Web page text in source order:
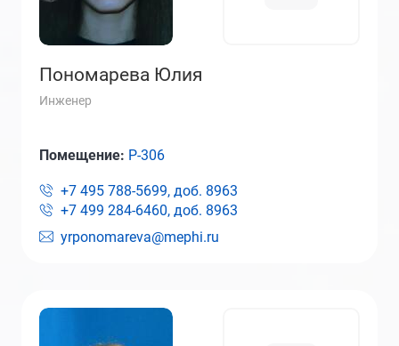
Пономарева Юлия
Инженер
yrponomareva@mephi.ru
Помещение: Р-306
+7 495 788-5699, доб. 8963
+7 499 284-6460, доб. 8963